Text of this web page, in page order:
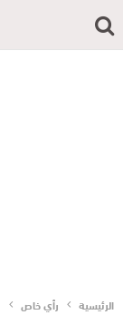
الرئيسية رأي خاص